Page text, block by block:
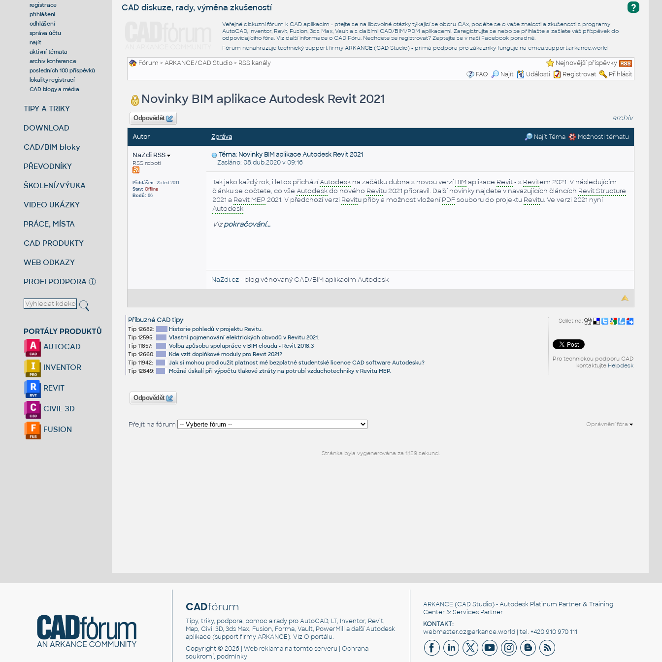
registrace
přihlášení
odhlášení
správa účtu
najít
aktivní témata
archiv konference
posledních 100 příspěvků
lokality registrací
CAD blogy a média
TIPY A TRIKY
DOWNLOAD
CAD/BIM bloky
PŘEVODNÍKY
ŠKOLENÍ/VÝUKA
VIDEO UKÁZKY
PRÁCE, MÍSTA
CAD PRODUKTY
WEB ODKAZY
PROFI PODPORA ⓘ
PORTÁLY PRODUKTŮ
AUTOCAD
INVENTOR
REVIT
CIVIL 3D
FUSION
?
CAD diskuze, rady, výměna zkušeností
Veřejné diskuzní fórum k CAD aplikacím - ptejte se na libovolné otázky týkající se oboru CAx, podělte se o vaše znalosti a zkušenosti s programy
AutoCAD, Inventor, Revit, Fusion, 3ds Max, Vault a s dalšími CAD/BIM/PDM aplikacemi. Zaregistrujte se nebo se přihlašte a zašlete váš příspěvek do
odpovídajícího fóra. Viz další informace o CAD Fóru. Nechcete se registrovat? Zeptejte se v naší Facebook poradně.
Fórum nenahrazuje technický support firmy ARKANCE (CAD Studio) - přímá podpora pro zákazníky funguje na emea.support.arkance.world
Fórum >ARKANCE/CAD Studio> RSS kanály
Nejnovější příspěvky
FAQ
Najít Události Registrovat Přihlásit
Novinky BIM aplikace Autodesk Revit 2021
Odpovědět archiv
Autor Zpráva Najít Téma Možnosti tématu
NaZdi RSS
RSS roboti
Přihlášen:25.led.2011
Stav: Offline
Bodů:66
Téma: Novinky BIM aplikace Autodesk Revit 2021
Zasláno: 08.dub.2020 v 09:16
Tak jako každý rok, i letos přicházíAutodeskna začátku dubna s novou verzíBIMaplikace Revit- s Revitem 2021. V následujícím
článku se dočtete, co vše Autodeskdo nového Revitu 2021 připravil. Další novinky najdete v navazujících článcích Revit Structure
2021 a Revit MEP 2021. V předchozí verzi Revitu přibyla možnost vloženíPDFsouboru do projektu Revitu. Ve verzi 2021 nyní
Autodesk
Vizpokračování...
NaZdi.cz- blog věnovaný CAD/BIM aplikacím Autodesk
Sdílet na:
Pro technickou podporu CAD
kontaktujte Helpdesk
Příbuzné CAD tipy:
Tip 12682:
Historie pohledů v projektu Revitu.
Tip 12595:
Vlastní pojmenování elektrických obvodů v Revitu 2021.
Tip 11857:
Volba způsobu spolupráce v BIM cloudu - Revit 2018.3
Tip 12660:
Kde vzít doplňkové moduly pro Revit 2021?
Tip 11942:
Jak si mohou prodloužit platnost mé bezplatné studentské licence CAD software Autodesku?
Tip 12849:
Možná úskalí při výpočtu tlakové ztráty na potrubí vzduchotechniky v Revitu MEP.
Odpovědět
Přejít na fórum Oprávnění fóra
Stránka byla vygenerována za 1,129 sekund.
CADfórum
Tipy, triky, podpora, pomoc a rady pro AutoCAD, LT, Inventor, Revit,
Map, Civil 3D, 3ds Max, Fusion, Forma, Vault, PowerMill a další Autodesk
aplikace (support firmy ARKANCE). VizO portálu.
Copyright © 2026 |Web reklama na tomto serveru |Ochrana
soukromí, podmínky
ARKANCE (CAD Studio) - Autodesk Platinum Partner & Training
Center & Services Partner
KONTAKT:
webmaster.cz@arkance.world | tel. +420 910 970 111